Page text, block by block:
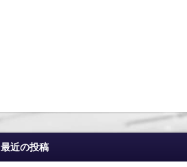
最近の投稿